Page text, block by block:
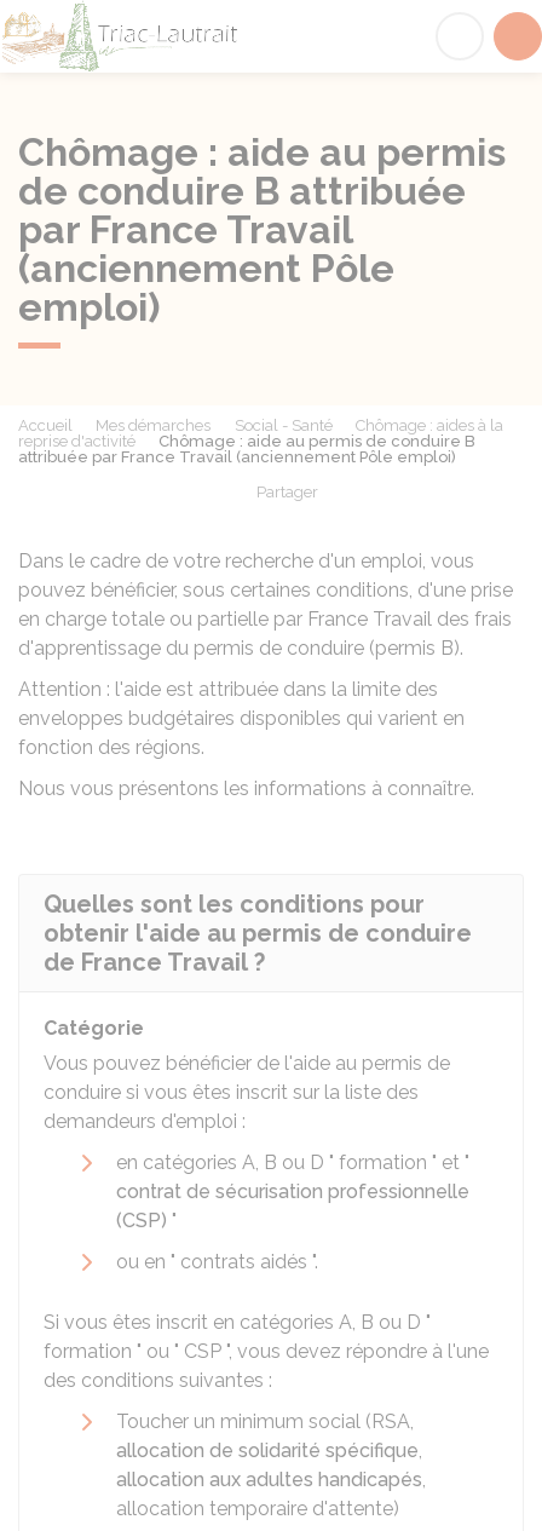
Chômage : aide au permis
de conduire B attribuée
par France Travail
(anciennement Pôle
emploi)
Accueil Mes démarches Social - Santé
Chômage : aides à la
reprise d'activité
Chômage : aide au permis de conduire B
attribuée par France Travail (anciennement Pôle emploi)
Partager
Dans le cadre de votre recherche d'un emploi, vous
pouvez bénéficier, sous certaines conditions, d'une prise
en charge totale ou partielle par France Travail des frais
d'apprentissage du permis de conduire (permis B).
Attention : l'aide est attribuée dans la limite des
enveloppes budgétaires disponibles qui varient en
fonction des régions.
Nous vous présentons les informations à connaître.
Quelles sont les conditions pour
obtenir l'aide au permis de conduire
de France Travail ?
Catégorie
Vous pouvez bénéficier de l'aide au permis de
conduire si vous êtes inscrit sur la liste des
demandeurs d'emploi :
en catégories A, B ou D " formation " et "
contrat de sécurisation professionnelle
(CSP) "
ou en " contrats aidés ".
Si vous êtes inscrit en catégories A, B ou D "
formation " ou " CSP ", vous devez répondre à l'une
des conditions suivantes :
Toucher un minimum social (RSA,
allocation de solidarité spécifique,
allocation aux adultes handicapés,
allocation temporaire d'attente)